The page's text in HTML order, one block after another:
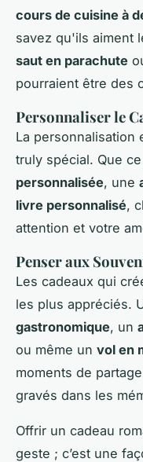
cours de cuisine à
savez qu'ils aiment
saut en parachute
pourraient être des
Personnaliser le
La personnalisation
truly spécial. Que
personnalisée, une
livre personnalisé,
attention et votre
Penser aux
Les cadeaux qui
les plus appréciés.
gastronomique, un
ou même un vol en
moments de
gravés dans les
Offrir un cadeau
geste ; c’est une